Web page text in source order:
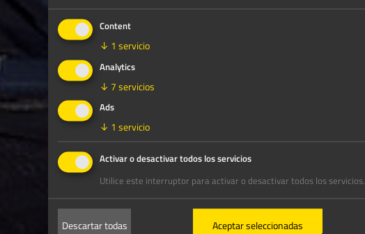
Content
↓ 1 servicio
Analytics
↓ 7servicios
Ads
↓ 1 servicio
Activar o desactivar todos los servicios
Utilice este interruptor para activar o desactivar todos los servicios.
Descartar todas Aceptar seleccionadas